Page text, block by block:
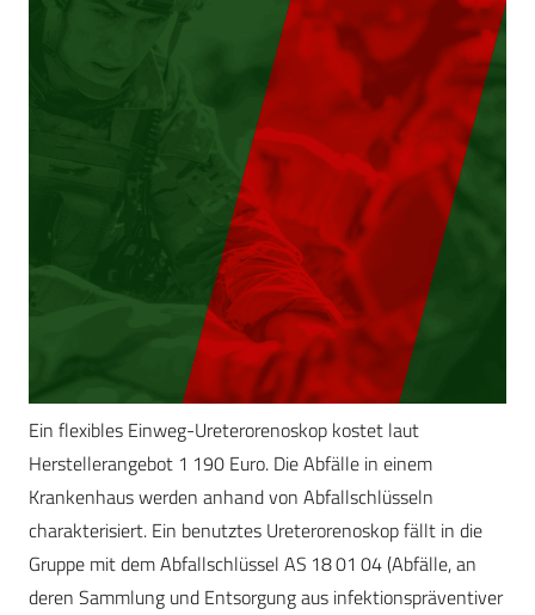
Ein flexibles Einweg-Ureterorenoskop kostet laut
Herstellerangebot 1 190 Euro. Die Abfälle in einem
Krankenhaus werden anhand von Abfallschlüsseln
charakterisiert. Ein benutztes Ureterorenoskop fällt in die
Gruppe mit dem Abfallschlüssel AS 18 01 04 (Abfälle, an
deren Sammlung und Entsorgung aus infektionspräventiver